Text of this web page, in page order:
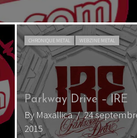
CHRONIQUE METAL WEBZINE METAL
Parkway Drive – IRE
By Maxallica/ 24
2015